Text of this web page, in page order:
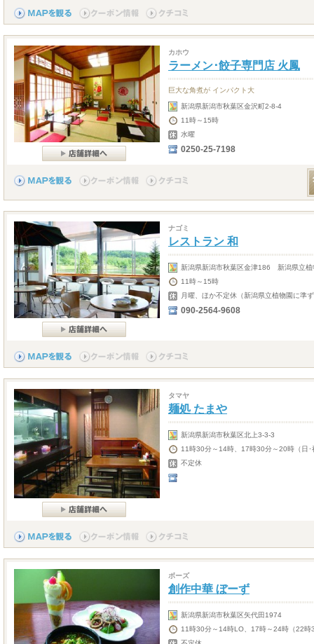
カホウ
ラーメン･餃子専門店 火鳳
巨大な角煮が インパクト大
新潟県新潟市秋葉区金沢町2-8-4
11時～15時
水曜
0250-25-7198
ナゴミ
レストラン 和
新潟県新潟市秋葉区金津186 新潟県立植
11時～15時
月曜、ほか不定休（新潟県立植物園に準
090-2564-9608
タマヤ
麺処 たまや
新潟県新潟市秋葉区北上3-3-3
11時30分～14時、17時30分～20時（日
不定休
ボーズ
創作中華 ぼーず
新潟県新潟市秋葉区矢代田1974
11時30分～14時LO、17時～24時（22時